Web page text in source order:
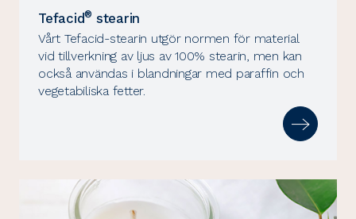
Tefacid® stearin
Vårt Tefacid-stearin utgör normen för material
vid tillverkning av ljus av 100% stearin, men kan
också användas i blandningar med paraffin och
vegetabiliska fetter.